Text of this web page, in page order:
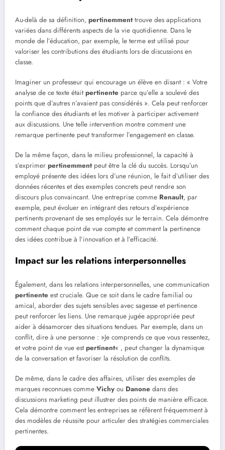
Au-delà de sa définition, pertinemmenttrouve des applications
variées dans différents aspects de la vie quotidienne. Dans le
monde de l’éducation, par exemple, le terme est utilisé pour
valoriser les contributions des étudiants lors de discussions en
classe.
Imaginer un professeur qui encourage un élève en disant : « Votre
analyse de ce texte étaitpertinente parce qu’elle a soulevé des
points que d’autres n’avaient pas considérés ». Cela peut renforcer
la confiance des étudiants et les motiver à participer activement
aux discussions. Une telle intervention montre comment une
remarque pertinente peut transformer l’engagement en classe.
De la même façon, dans le milieu professionnel, la capacité à
s’exprimer pertinemmentpeut être la clé du succès. Lorsqu’un
employé présente des idées lors d’une réunion, le fait d’utiliser des
données récentes et des exemples concrets peut rendre son
discours plus convaincant. Une entreprise comme Renault, par
exemple, peut évoluer en intégrant des retours d’expérience
pertinents provenant de ses employés sur le terrain. Cela démontre
comment chaque point de vue compte et comment la pertinence
des idées contribue à l’innovation et à l’efficacité.
Impact sur les relations interpersonnelles
Également, dans les relations interpersonnelles, une communication
pertinente est cruciale. Que ce soit dans le cadre familial ou
amical, aborder des sujets sensibles avec sagesse et pertinence
peut renforcer les liens. Une remarque jugée appropriée peut
aider à désamorcer des situations tendues. Par exemple, dans un
conflit, dire à une personne : »Je comprends ce que vous ressentez,
et votre point de vue estpertinent« , peut changer la dynamique
de la conversation et favoriser la résolution de conflits.
De même, dans le cadre des affaires, utiliser des exemples de
marques reconnues comme Vichy ou Danone dans des
discussions marketing peut illustrer des points de manière efficace.
Cela démontre comment les entreprises se réfèrent fréquemment à
des modèles de réussite pour articuler des stratégies commerciales
pertinentes.